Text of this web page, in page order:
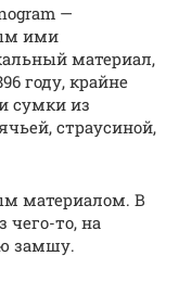
—
ими
материал,
году, крайне
сумки из
страусиной,
материалом. В
чего-то, на
замшу.